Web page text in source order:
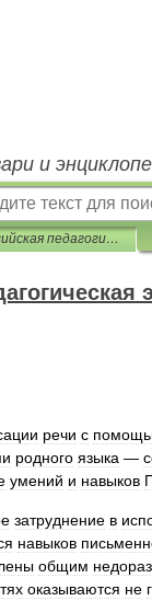
и
Российская педагогическая энциклопедия
речи с
родного языка —
умений и навыков
затруднение в
навыков
общим
оказываются не